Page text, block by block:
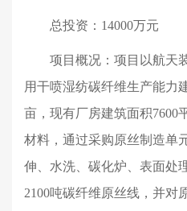
总投资： 14000万元
项目概况：项目以航天
用干喷湿纺碳纤维生产能力
亩，现有厂房建筑面积7600
材料，通过采购原丝制造单
伸、水洗、碳化炉、表面处
2100吨碳纤维原丝线，并对